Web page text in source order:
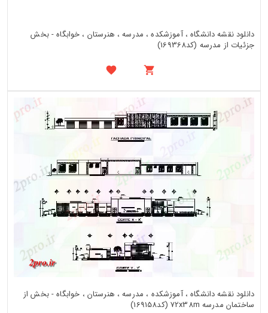
دانلود نقشه دانشگاه ، آموزشکده ، مدرسه ، هنرستان ، خوابگاه - بخش
جزئیات از مدرسه (کد169368)
دانلود نقشه دانشگاه ، آموزشکده ، مدرسه ، هنرستان ، خوابگاه - بخش از
ساختمان مدرسه 72x38m (کد169158)